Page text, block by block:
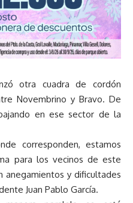
otra cuadra de cordón
Novembrino y Bravo. De
en ese sector de la
corresponden, estamos
para los vecinos de este
anegamientos y dificultades
Juan Pablo García.